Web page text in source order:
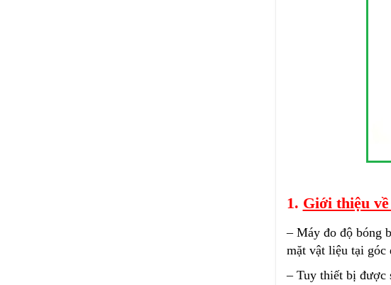
1. Giới thiệu
– Máy đo độ bóng
mặt vật liệu tại góc
– Tuy thiết bị được